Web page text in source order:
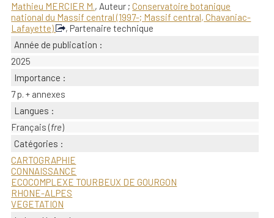
Mathieu MERCIER M., Auteur ;Conservatoire botanique
national du Massif central (1997-; Massif central, Chavaniac-
Lafayette)
, Partenaire technique
Année de publication :
2025
Importance :
7 p. + annexes
Langues :
Français (fre)
Catégories :
CARTOGRAPHIE
CONNAISSANCE
ECOCOMPLEXE TOURBEUX DE GOURGON
RHONE-ALPES
VEGETATION